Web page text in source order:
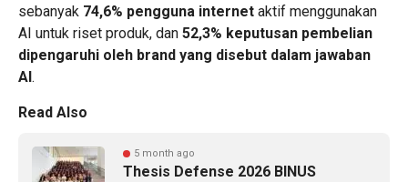
sebanyak 74,6% pengguna internet aktif menggunakan
AI untuk riset produk, dan 52,3% keputusan pembelian
dipengaruhi oleh brand yang disebut dalam jawaban
AI .
Read Also
5 month ago
Thesis Defense 2026 BINUS